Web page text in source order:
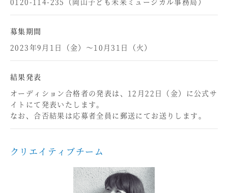
募集期間
2023年9月1日（金）～10月31日（火）
結果発表
オーディション合格者の発表は、12月22日（金）に公式サ
イトにて発表いたします。
なお、合否結果は応募者全員に郵送にてお送りします。
クリエイティブチーム